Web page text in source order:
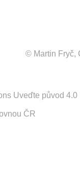
© Martin Fryč,
Uveďte původ 4.0